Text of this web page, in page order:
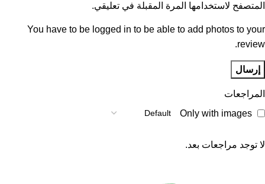
المراجعات
Only with images
لا توجد مراجعات بعد.
المتصفح لاستخدامها المرة المقبلة في تعليقي.
You have to be logged in to be able to add photos to your
review.